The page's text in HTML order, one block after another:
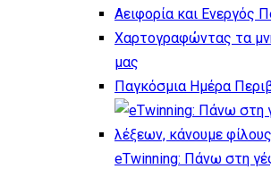
Αειφορία και Ενεργός
Χαρτογραφώντας τα
μας
Παγκόσμια Ημέρα
eTwinning: Πάνω στη